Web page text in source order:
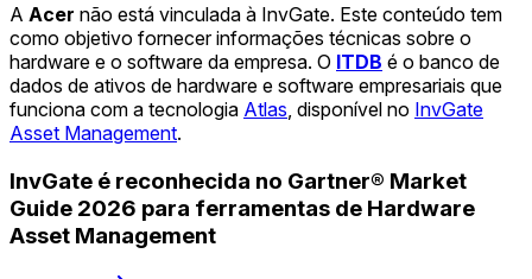
A Acer não está vinculada à InvGate. Este conteúdo tem
como objetivo fornecer informações técnicas sobre o
hardware e o software da empresa. O ITDB é o banco de
dados de ativos de hardware e software empresariais que
funciona com a tecnologia Atlas , disponível no InvGate
Asset Management.
InvGate é reconhecida no Gartner® Market
Guide 2026 para ferramentas de Hardware
Asset Management